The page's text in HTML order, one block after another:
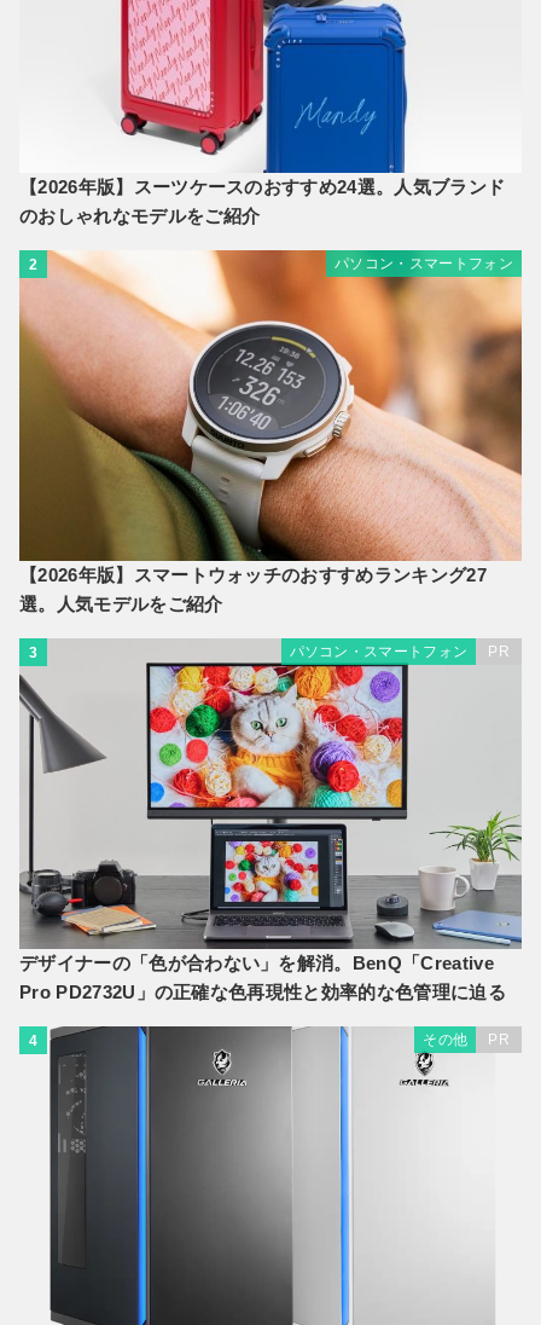
【2026年版】スーツケースのおすすめ24選。人気ブランド
のおしゃれなモデルをご紹介
2 パソコン・スマートフォン
【2026年版】スマートウォッチのおすすめランキング27
選。人気モデルをご紹介
3 パソコン・スマートフォン PR
デザイナーの「色が合わない」を解消。BenQ「Creative
Pro PD2732U」の正確な色再現性と効率的な色管理に迫る
4 その他 PR